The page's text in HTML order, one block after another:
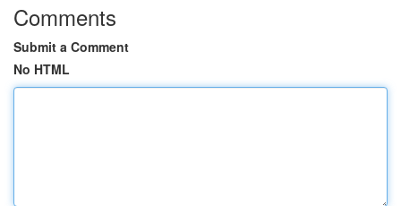
Comments
Submit a Comment
No HTML